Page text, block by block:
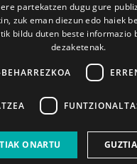
partekatzen dugu gure
zuk eman diezun edo haiek
bildu duten beste informazio
dezaketenak.
ONARTU